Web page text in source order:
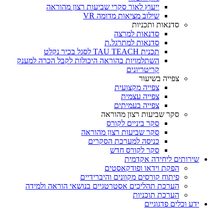
ייעוץ לאור סקרי שביעות רצון מהוראה
שילוב מציאות מדומה VR
סדנאות ותכניות
סדנאות למרצה
סדנאות למתרגל.ת
תכנית TAU TEACH לסגל בכיר נקלט
השתלמויות בהוראה היכולות לקבל הכרה למענק
קריטריונים
צפייה בשיעור
צפייה מקצועית
צפייה עצמית
צפייה בעמיתים
סקר שביעות רצון מהוראה
סקר ביניים לקורס
סקר שביעות רצון מהוראה
כניסה למערכת הסקרים
סקר לקורס חדש
שירותים ליחידה אקדמית
הפקת וידאו ופודקאסטים
פיתוח קורסים מקוונים והיברידיים
הערכת תהליכים אסטרטגיים בנושאי הוראה ולמידה
הערכת תוכניות
ידע וכלים פדגוגיים